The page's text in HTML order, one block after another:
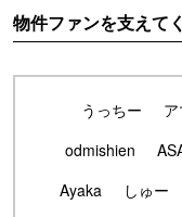
物件ファンを支えて
うっちー
odmishien
Ayaka
しゅー